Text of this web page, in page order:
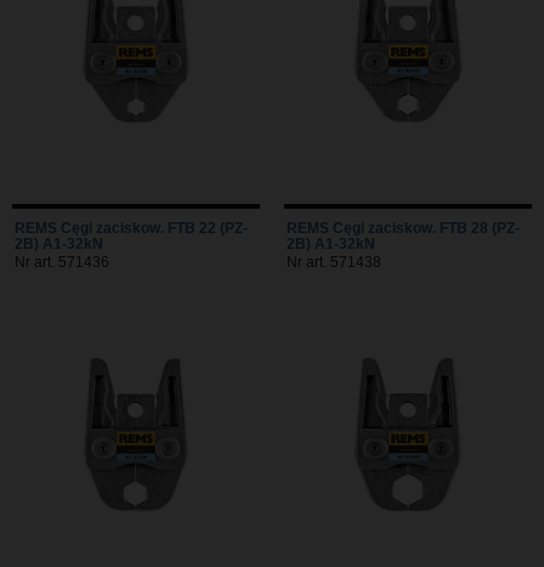
REMS Cęgi zaciskow. FTB 22 (PZ-
2B) A1-32kN
Nr art. 571436
REMS Cęgi zaciskow. FTB 28 (PZ-
2B) A1-32kN
Nr art. 571438